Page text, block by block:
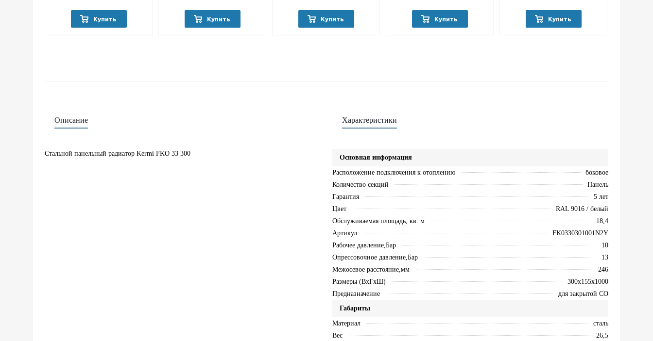
Купить Купить Купить Купить Купить
Описание
Стальной панельный радиатор Kermi FKO 33 300
Характеристики
Основная информация
Расположение подключения к отоплению
боковое
Количество секций
Панель
Гарантия
5 лет
Цвет
RAL 9016 / белый
Обслуживаемая площадь, кв. м
18,4
Артикул
FK0330301001N2Y
Рабочее давление,Бар
10
Опрессовочное давление,Бар
13
Межосевое расстояние,мм
246
Размеры (ВхГхШ)
300х155х1000
Предназначение
для закрытой СО
Габариты
Материал
сталь
Вес
26,5